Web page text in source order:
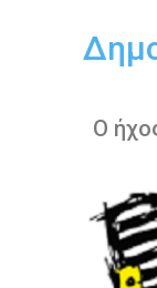
περιεχόμενο
Ο